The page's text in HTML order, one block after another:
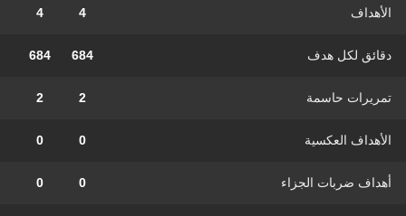
الأهداف 4
4
دقائق لكل هدف 684
684
تمريرات حاسمة 2
2
الأهداف العكسية 0
0
أهداف ضربات الجزاء 0
0